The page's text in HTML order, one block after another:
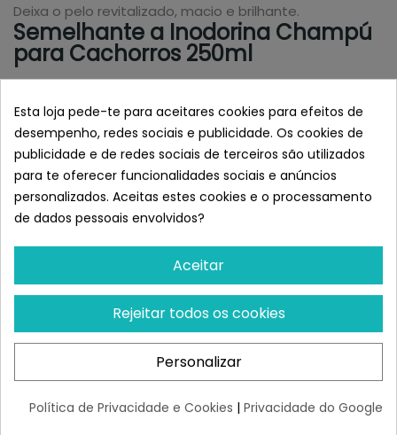
Deixa o pelo revitalizado, macio e brilhante.
Semelhante a Inodorina Champú
para Cachorros 250ml
FRUIT
Fruta Para Animais Anti-
VIRBAC
Virbac Espuma
Limpiadora Para Perros Y
Gatos...
Esta loja pede-te para aceitares cookies para efeitos de
desempenho, redes sociais e publicidade. Os cookies de
publicidade e de redes sociais de terceiros são utilizados
para te oferecer funcionalidades sociais e anúncios
personalizados. Aceitas estes cookies e o processamento
de dados pessoais envolvidos?
Aceitar
Rejeitar todos os cookies
Personalizar
Política de Privacidade e Cookies | Privacidade do Google